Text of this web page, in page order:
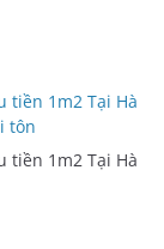
tiền 1m2 Tại Hà
tôn
tiền 1m2 Tại Hà